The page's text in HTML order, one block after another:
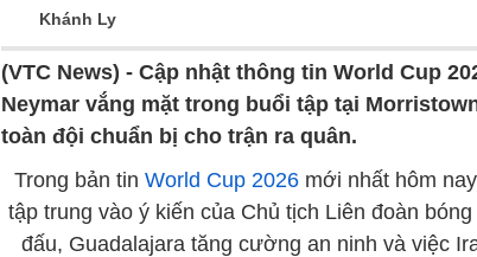
Khánh Ly
(VTC News) - Cập nhật thông tin World Cup
Neymar vắng mặt trong buổi tập tại
toàn đội chuẩn bị cho trận ra quân.
Trong bản tin World Cup 2026 mới nhất hôm
tập trung vào ý kiến của Chủ tịch Liên đoàn
đấu, Guadalajara tăng cường an ninh và việc